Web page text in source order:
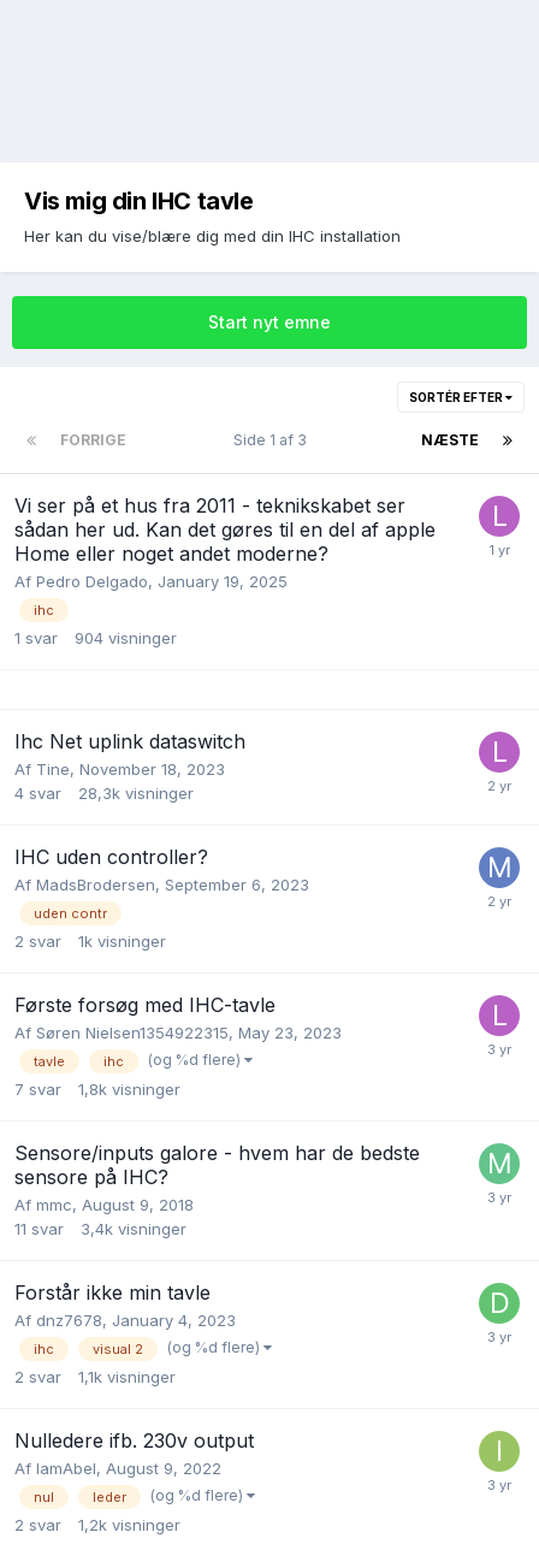
Vis mig din IHC tavle
Her kan du vise/blære dig med din IHC installation
Start nyt emne
SORTÉR EFTER
FORRIGE NÆSTE
Side 1 af 3
Vi ser på et hus fra 2011 - teknikskabet ser
sådan her ud. Kan det gøres til en del af apple
Home eller noget andet moderne?
Af Pedro Delgado, January 19, 2025
ihc
1 svar 904 visninger
Ihc Net uplink dataswitch
Af Tine, November 18, 2023
4 svar 28,3k visninger
IHC uden controller?
Af MadsBrodersen, September 6, 2023
uden contr
2 svar 1k visninger
Første forsøg med IHC-tavle
Af Søren Nielsen1354922315, May 23, 2023
tavle ihc (og %d flere)
7 svar 1,8k visninger
Sensore/inputs galore - hvem har de bedste
sensore på IHC?
Af mmc, August 9, 2018
11 svar 3,4k visninger
Forstår ikke min tavle
Af dnz7678, January 4, 2023
ihc visual 2 (og %d flere)
2 svar 1,1k visninger
Nulledere ifb. 230v output
Af IamAbel, August 9, 2022
nul leder (og %d flere)
2 svar 1,2k visninger